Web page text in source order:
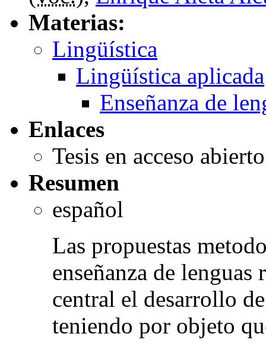
Materias:
Lingüística
Lingüística aplicada
Enseñanza de
Enlaces
Tesis en acceso
Resumen
español
Las propuestas
enseñanza de
central el desarrollo
teniendo por objeto